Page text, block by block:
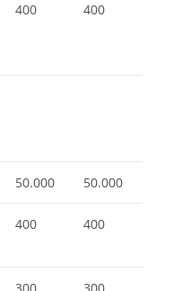
400 400
50.000 50.000
400 400